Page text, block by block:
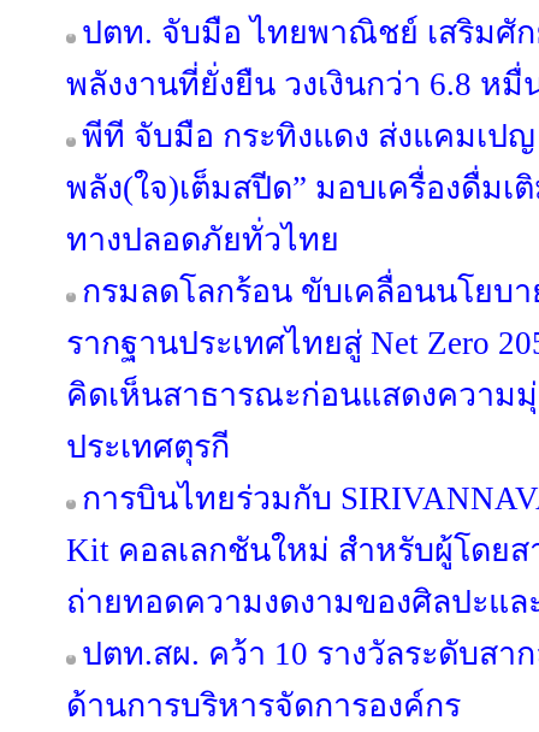
ปตท. จับมือ ไทยพาณิชย์ เสริมศั
พลังงานที่ยั่งยืน วงเงินกว่า 6.8 ห
พีที จับมือ กระทิงแดง ส่งแคมเปญ
พลัง(ใจ)เต็มสปีด” มอบเครื่องดื่ม
ทางปลอดภัยทั่วไทย
กรมลดโลกร้อน ขับเคลื่อนนโยบ
รากฐานประเทศไทยสู่ Net Zero
คิดเห็นสาธารณะก่อนแสดงความมุ่
ประเทศตุรกี
การบินไทยร่วมกับ
Kit คอลเลกชันใหม่ สำหรับผู้โดยส
ถ่ายทอดความงดงามของศิลปะแ
ปตท.สผ. คว้า 10 รางวัลระดับสา
ด้านการบริหารจัดการองค์กร